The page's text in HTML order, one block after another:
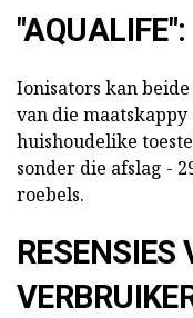
Ionisators kan
van die
huishoudelike
sonder die afslag -
roebels.
RESENSIES